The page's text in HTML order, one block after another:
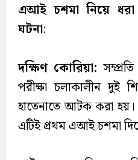
এআই চশমা নিয়ে ধরা
ঘটনা:
দক্ষিণ কোরিয়া:
পরীক্ষা চলাকালীন দুই
হাতেনাতে আটক করা হয়।
এটিই প্রথম এআই চশমা